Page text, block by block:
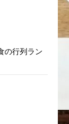
の行列ラン